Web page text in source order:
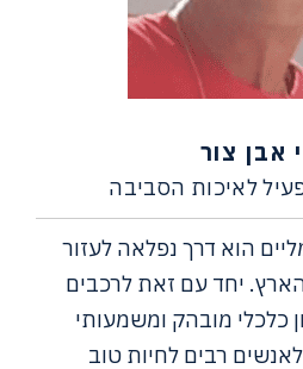
אבן צור
לאיכות הסביבה
הוא דרך נפלאה לעזור
יחד עם זאת לרכבים
כלכלי מובהק ומשמעותי
רבים לחיות טוב